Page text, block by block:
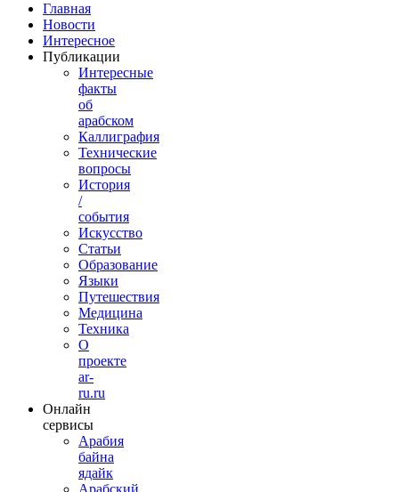
Главная
Новости
Интересное
Публикации
Интересные
факты
об
арабском
Каллиграфия
Технические
вопросы
История
/
события
Искусство
Статьи
Образование
Языки
Путешествия
Медицина
Техника
О
проекте
ar-
ru.ru
Онлайн
сервисы
Арабия
байна
ядайк